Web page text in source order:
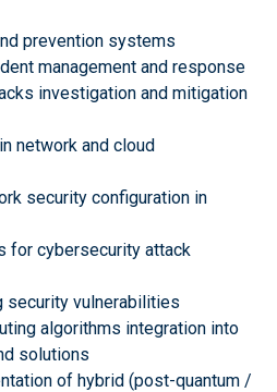
prevention systems
management and response
investigation and mitigation
network and cloud
security configuration in
for cybersecurity attack
security vulnerabilities
algorithms integration into
solutions
of hybrid (post-quantum /